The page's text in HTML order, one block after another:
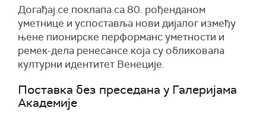
Догађај се поклапа са 80. рођенданом
уметнице и успоставља нови дијалог између
њене пионирске перформанс уметности и
ремек-дела ренесансе која су обликовала
културни идентитет Венеције.
Поставка без преседана у Галеријама
Академије